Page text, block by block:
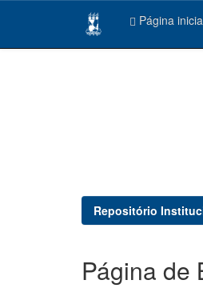
Página
Repositório
Página de